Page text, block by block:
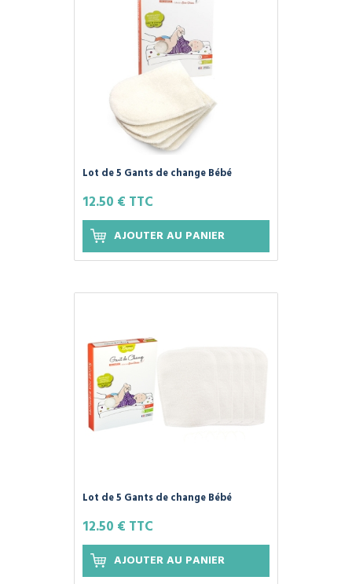
Lot de 5 Gants de change Bébé
d'Emma
12.50 € TTC
AJOUTER AU PANIER
Lot de 5 Gants de change Bébé
Tendances d'Emma
12.50 € TTC
AJOUTER AU PANIER